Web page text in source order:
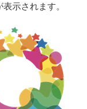
示されます。